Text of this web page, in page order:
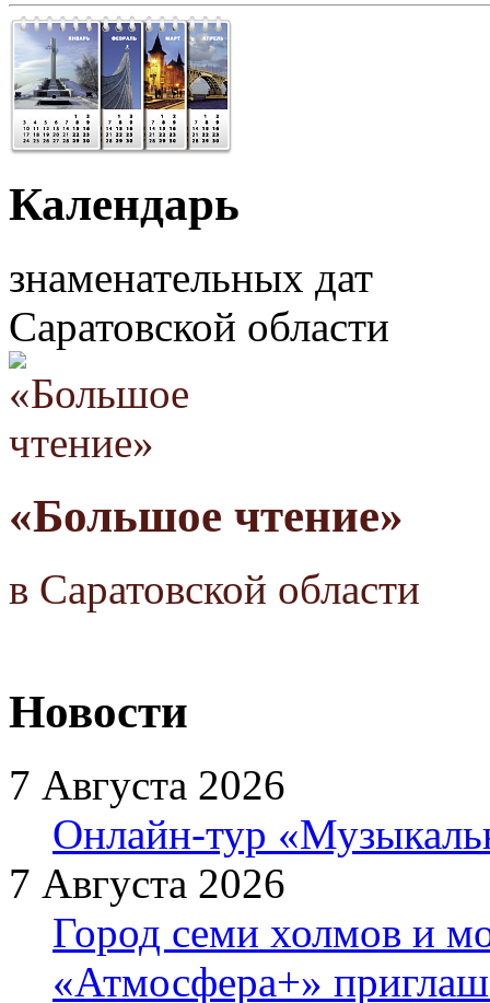
Календарь
знаменательных дат
Саратовской области
«Большое чтение»
в Саратовской области
Новости
7 Августа 2026
Онлайн-тур
7 Августа 2026
Город семи холмов и
«Атмосфера+»